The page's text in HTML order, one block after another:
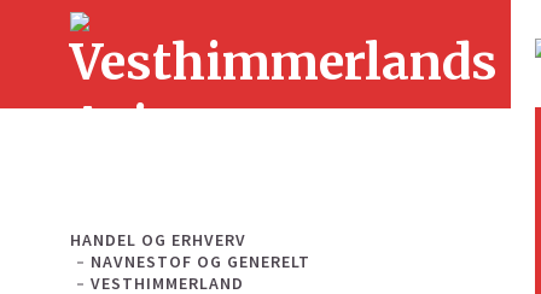
HANDEL OG ERHVERV
NAVNESTOF OG GENERELT
VESTHIMMERLAND